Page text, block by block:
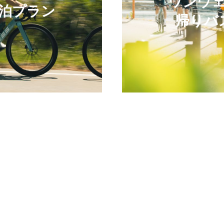
プラン
帰りバ